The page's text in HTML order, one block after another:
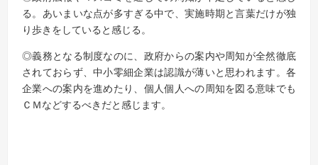
る。あいまいな点が多すぎる中で、実施時期と言葉だけが独
り歩きをしていると感じる。
◎義務となる制度なのに、政府からの案内や周知が全然徹底
されておらず、中小零細企業は認識が薄いと思われます。各
企業への案内を進めたり、個人個人への周知を図る意味でも
ＣＭなどするべきだと感じます。